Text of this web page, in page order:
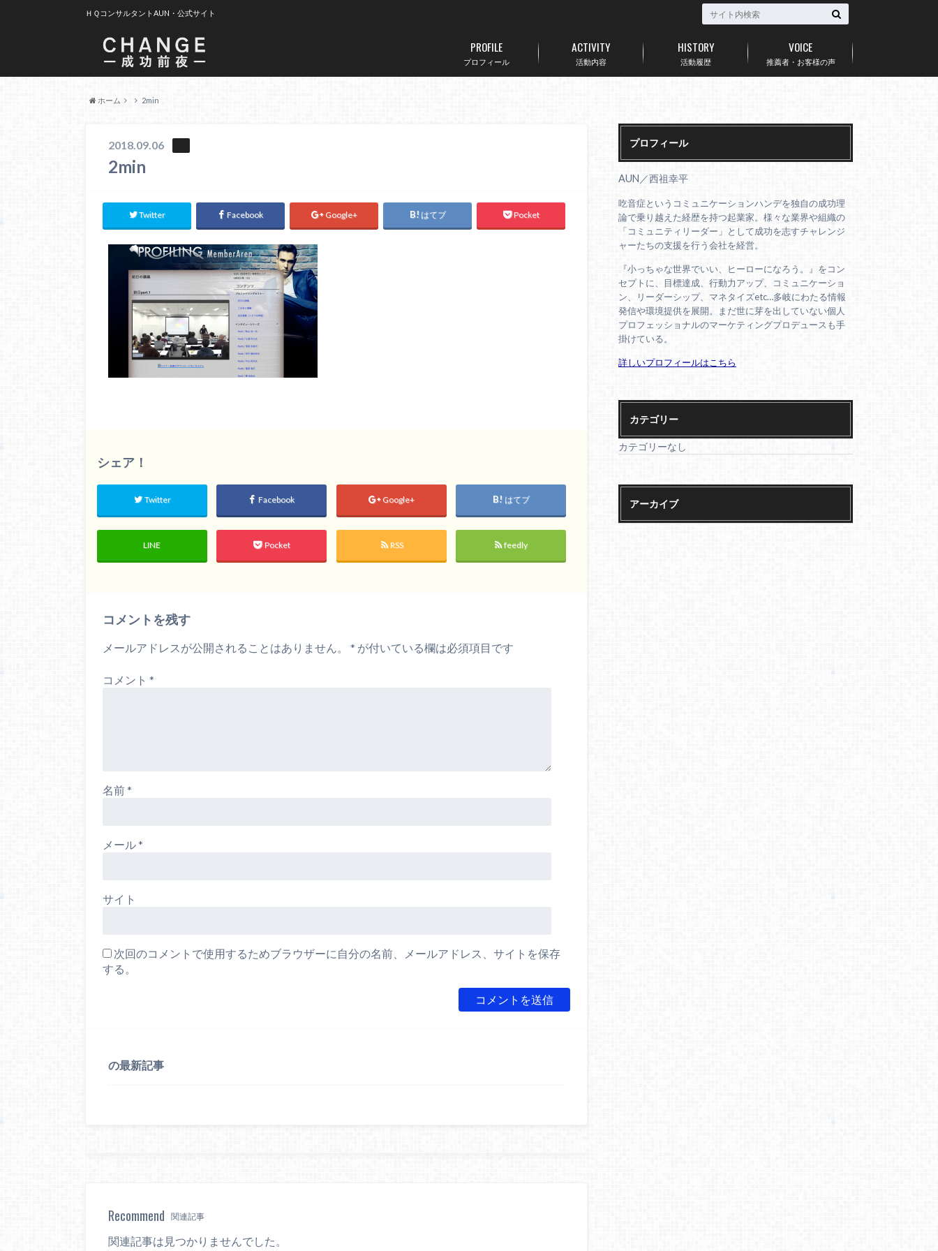
ＨＱコンサルタントAUN・公式サイト
プロフィール
PROFILE
活動内容
ACTIVITY
活動履歴
HISTORY
推薦者・お客様の声
VOICE
ホーム 2min
2018.09.06
2min
Twitter Facebook Google+ はてブ Pocket
シェア！
Twitter Facebook Google+ はてブ
LINE Pocket RSS feedly
コメントを残す
メールアドレスが公開されることはありません。 * が付いている欄は必須項目です
コメント *
名前*
メール*
サイト
次回のコメントで使用するためブラウザーに自分の名前、メールアドレス、サイトを保存
する。
の最新記事
Recommend 関連記事
関連記事は見つかりませんでした。
プロフィール
AUN／西祖幸平
吃音症というコミュニケーションハンデを独自の成功理
論で乗り越えた経歴を持つ起業家。様々な業界や組織の
「コミュニティリーダー」として成功を志すチャレンジ
ャーたちの支援を行う会社を経営。
『小っちゃな世界でいい、ヒーローになろう。』をコン
セプトに、目標達成、行動力アップ、コミュニケーショ
ン、リーダーシップ、マネタイズetc…多岐にわたる情報
発信や環境提供を展開。まだ世に芽を出していない個人
プロフェッショナルのマーケティングプロデュースも手
掛けている。
詳しいプロフィールはこちら
カテゴリー
カテゴリーなし
アーカイブ